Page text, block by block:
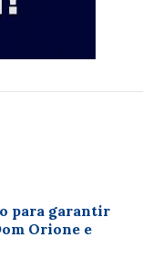
para garantir
Orione e